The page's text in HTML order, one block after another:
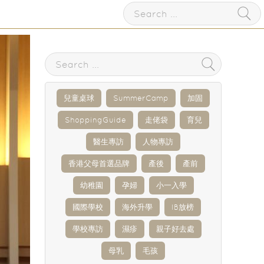
兒童桌球 SummerCamp 加固
ShoppingGuide 走佬袋 育兒
醫生專訪 人物專訪
香港父母首選品牌 產後 產前
幼稚園 孕婦 小一入學
國際學校 海外升學 IB放榜
學校專訪 濕疹 親子好去處
母乳 毛孩